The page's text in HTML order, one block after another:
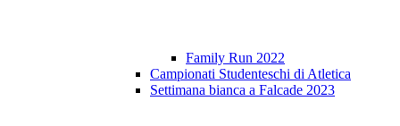
Family Run 2022
Campionati Studenteschi di Atletica
Settimana bianca a Falcade 2023